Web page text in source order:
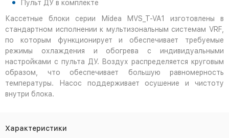
Пульт ДУ в комплекте
Кассетные блоки серии Midea MVS_T-VA1 изготовлены в
стандартном исполнении к мультизональным системам VRF,
по которым функционирует и обеспечивает требуемые
режимы охлаждения и обогрева с индивидуальными
настройками с пульта ДУ. Воздух распределяется круговым
образом, что обеспечивает большую равномерность
температуры. Насос поддерживает осушение и чистоту
внутри блока.
Характеристики